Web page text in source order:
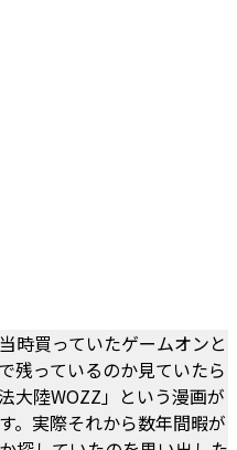
時買っていたゲームオンと
残っているのか見ていたら
大陸WOZZ」という漫画が
。実際それから数年間暇が